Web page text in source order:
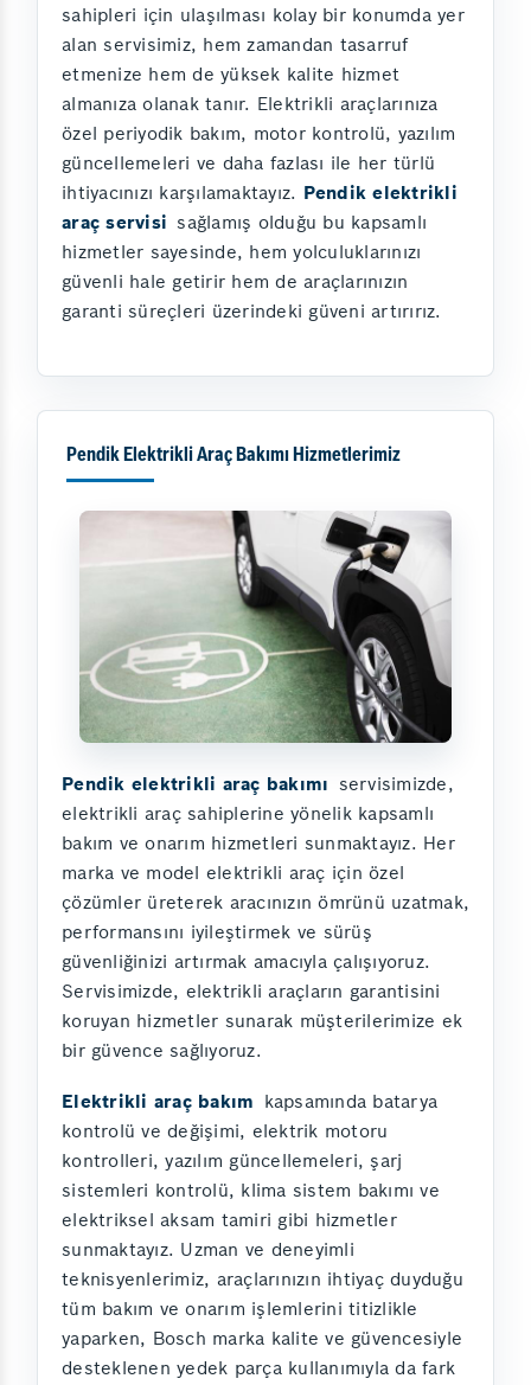
sahipleri için ulaşılması kolay bir konumda yer
alan servisimiz, hem zamandan tasarruf
etmenize hem de yüksek kalite hizmet
almanıza olanak tanır. Elektrikli araçlarınıza
özel periyodik bakım, motor kontrolü, yazılım
güncellemeleri ve daha fazlası ile her türlü
ihtiyacınızı karşılamaktayız. Pendik elektrikli
araç servisi sağlamış olduğu bu kapsamlı
hizmetler sayesinde, hem yolculuklarınızı
güvenli hale getirir hem de araçlarınızın
garanti süreçleri üzerindeki güveni artırırız.
Pendik Elektrikli Araç Bakımı Hizmetlerimiz
Pendik elektrikli araç bakımı servisimizde,
elektrikli araç sahiplerine yönelik kapsamlı
bakım ve onarım hizmetleri sunmaktayız. Her
marka ve model elektrikli araç için özel
çözümler üreterek aracınızın ömrünü uzatmak,
performansını iyileştirmek ve sürüş
güvenliğinizi artırmak amacıyla çalışıyoruz.
Servisimizde, elektrikli araçların garantisini
koruyan hizmetler sunarak müşterilerimize ek
bir güvence sağlıyoruz.
Elektrikli araç bakım kapsamında batarya
kontrolü ve değişimi, elektrik motoru
kontrolleri, yazılım güncellemeleri, şarj
sistemleri kontrolü, klima sistem bakımı ve
elektriksel aksam tamiri gibi hizmetler
sunmaktayız. Uzman ve deneyimli
teknisyenlerimiz, araçlarınızın ihtiyaç duyduğu
tüm bakım ve onarım işlemlerini titizlikle
yaparken, Bosch marka kalite ve güvencesiyle
desteklenen yedek parça kullanımıyla da fark